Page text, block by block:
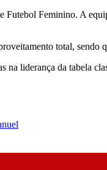
Feminino. A
total, sendo
na liderança da tabela